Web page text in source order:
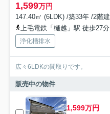
1,599万円
147.40㎡ (6LDK) /築33年 /2階建
上毛電鉄「樋越」駅 徒歩27分
浄化槽排水
広々6LDKの間取りです。
販売中の物件
1,599万円